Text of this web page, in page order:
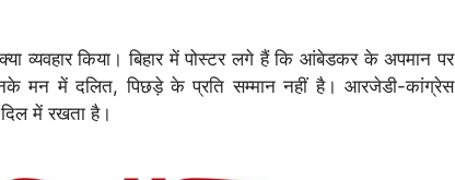
व्यवहार किया। बिहार में पोस्टर लगे हैं कि आंबेडकर के अपमान पर
मन में दलित, पिछड़े के प्रति सम्मान नहीं है। आरजेडी-कांग्रेस
में रखता है।